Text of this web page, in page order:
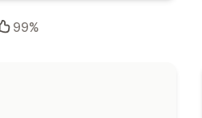
99%